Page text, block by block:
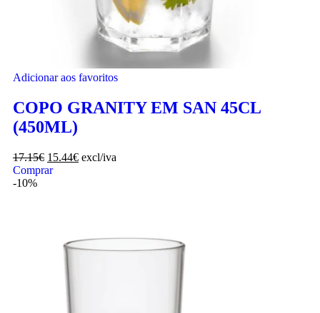
Adicionar aos favoritos
COPO GRANITY EM SAN 45CL
(450ML)
17.15€ 15.44€ excl/iva
Comprar
-10%